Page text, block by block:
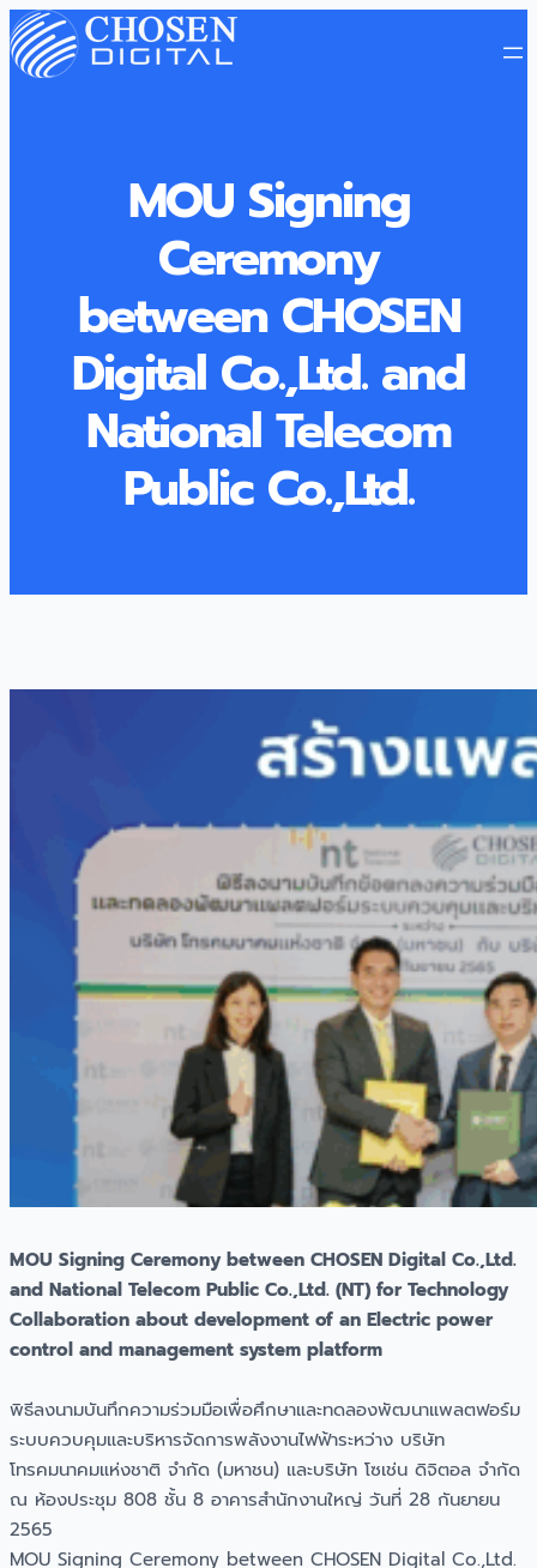
MOU Signing
Ceremony
between CHOSEN
Digital Co.,Ltd. and
National Telecom
Public Co.,Ltd.
MOU Signing Ceremony between CHOSEN Digital Co.,Ltd.
and National Telecom Public Co.,Ltd. (NT) for Technology
Collaboration about development of an Electric power
control and management system platform
พิธีลงนามบันทึกความร่วมมือเพื่อศึกษาและทดลองพัฒนาแพลตฟอร์ม
ระบบควบคุมและบริหารจัดการพลังงานไฟฟ้าระหว่าง บริษัท
โทรคมนาคมแห่งชาติ จำกัด (มหาชน) และบริษัท โซเช่น ดิจิตอล จำกัด
ณ ห้องประชุม 808 ชั้น 8 อาคารสำนักงานใหญ่ วันที่ 28 กันยายน
2565
MOU Signing Ceremony between CHOSEN Digital Co.,Ltd.